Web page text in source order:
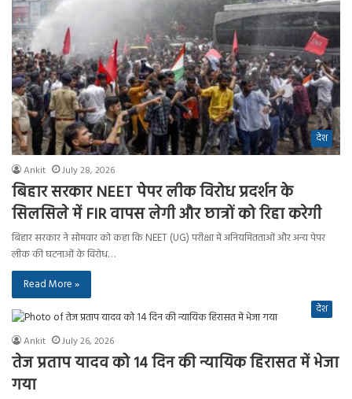
देश
Ankit July 28, 2026
बिहार सरकार NEET पेपर लीक विरोध प्रदर्शन के
सिलसिले में FIR वापस लेगी और छात्रों को रिहा करेगी
बिहार सरकार ने सोमवार को कहा कि NEET (UG) परीक्षा में अनियमितताओं और अन्य पेपर
लीक की घटनाओं के विरोध…
Read More »
देश
Ankit July 26, 2026
तेज प्रताप यादव को 14 दिन की न्यायिक हिरासत में भेजा
गया